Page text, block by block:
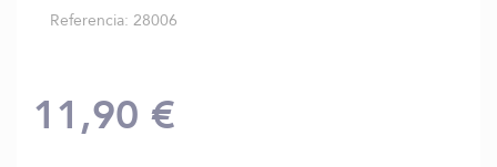
Referencia 28006
11,90 €